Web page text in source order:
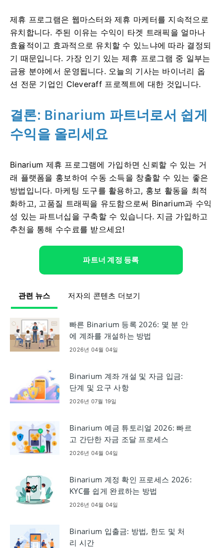
제휴 프로그램은 웹마스터와 제휴 마케터를 지속적으로
유치합니다. 주된 이유는 수익이 타겟 트래픽을 얼마나
효율적이고 효과적으로 유치할 수 있느냐에 따라 결정되
기 때문입니다. 가장 인기 있는 제휴 프로그램 중 일부는
금융 분야에서 운영됩니다. 오늘의 기사는 바이너리 옵
션 전문 기업인 Cleveraff 프로젝트에 대한 것입니다.
결론: Binarium 파트너로서 쉽게
수익을 올리세요
Binarium 제휴 프로그램에 가입하면 신뢰할 수 있는 거
래 플랫폼을 홍보하여 ​​수동 소득을 창출할 수 있는 좋은
방법입니다. 마케팅 도구를 활용하고, 홍보 활동을 최적
화하고, 고품질 트래픽을 유도함으로써 Binarium과 수익
성 있는 파트너십을 구축할 수 있습니다. 지금 가입하고
추천을 통해 수수료를 받으세요!
파트너 계정 등록
관련 뉴스 저자의 콘텐츠 더보기
빠른 Binarium 등록 2026: 몇 분 안
에 계좌를 개설하는 방법
2026년 04월 04일
Binarium 계좌 개설 및 자금 입금:
단계 및 요구 사항
2026년 07월 19일
Binarium 예금 튜토리얼 2026: 빠르
고 간단한 자금 조달 프로세스
2026년 04월 04일
Binarium 계정 확인 프로세스 2026:
KYC를 쉽게 완료하는 방법
2026년 04월 04일
Binarium 입출금: 방법, 한도 및 처
리 시간